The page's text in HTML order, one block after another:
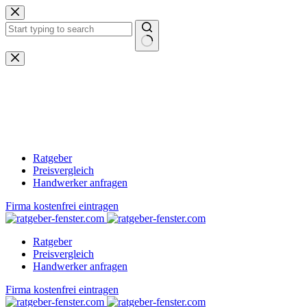
Zum
Inhalt
springen
Keine
Ergebnisse
Ratgeber
Preisvergleich
Handwerker anfragen
Firma kostenfrei eintragen
Ratgeber
Preisvergleich
Handwerker anfragen
Firma kostenfrei eintragen